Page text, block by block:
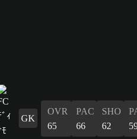
GK
OVR
65
PAC
66
SHO
62